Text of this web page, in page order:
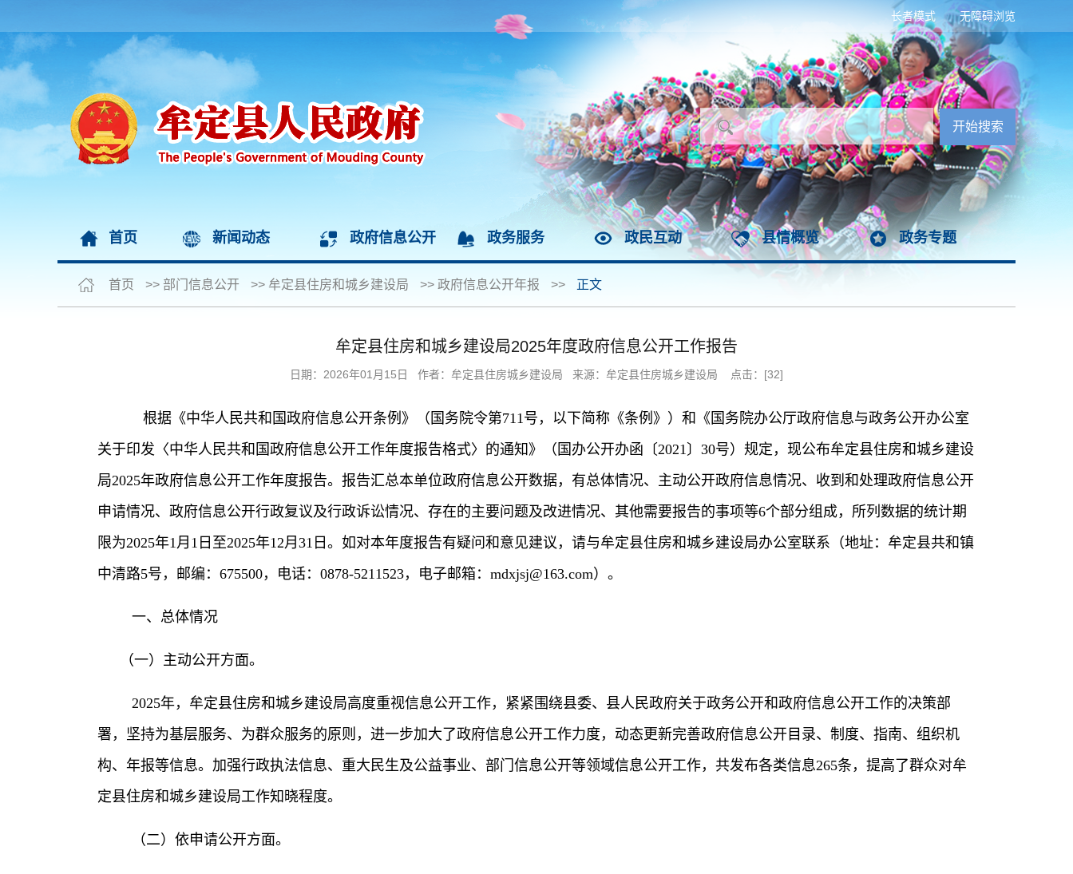
无障碍浏览
长者模式
首页 新闻动态 政府信息公开 政务服务 政民互动 县情概览 政务专题
首页 >> 部门信息公开 >> 牟定县住房和城乡建设局 >> 政府信息公开年报 >> 正文
牟定县住房和城乡建设局2025年度政府信息公开工作报告
日期：2026年01月15日 作者：牟定县住房城乡建设局 来源：牟定县住房城乡建设局 点击：[32]
根据《中华人民共和国政府信息公开条例》（国务院令第711号，以下简称《条例》）和《国务院办公厅政府信息与政务公开办公室
关于印发〈中华人民共和国政府信息公开工作年度报告格式〉的通知》（国办公开办函〔2021〕30号）规定，现公布牟定县住房和城乡建设
局2025年政府信息公开工作年度报告。报告汇总本单位政府信息公开数据，有总体情况、主动公开政府信息情况、收到和处理政府信息公开
申请情况、政府信息公开行政复议及行政诉讼情况、存在的主要问题及改进情况、其他需要报告的事项等6个部分组成，所列数据的统计期
限为2025年1月1日至2025年12月31日。如对本年度报告有疑问和意见建议，请与牟定县住房和城乡建设局办公室联系（地址：牟定县共和镇
中清路5号，邮编：675500，电话：0878-5211523，电子邮箱：mdxjsj@163.com）。
一、总体情况
（一）主动公开方面。
2025年，牟定县住房和城乡建设局高度重视信息公开工作，紧紧围绕县委、县人民政府关于政务公开和政府信息公开工作的决策部
署，坚持为基层服务、为群众服务的原则，进一步加大了政府信息公开工作力度，动态更新完善政府信息公开目录、制度、指南、组织机
构、年报等信息。加强行政执法信息、重大民生及公益事业、部门信息公开等领域信息公开工作，共发布各类信息265条，提高了群众对牟
定县住房和城乡建设局工作知晓程度。
（二）依申请公开方面。